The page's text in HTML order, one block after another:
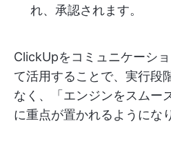
れ、承認されます。
ClickUpをコミュニケーシ
て活用することで、実行段
なく、「エンジンをスムー
に重点が置かれるようにな